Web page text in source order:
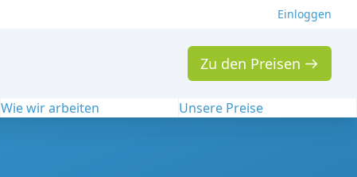
Einloggen
Zu den Preisen
Wie wir arbeiten Unsere Preise